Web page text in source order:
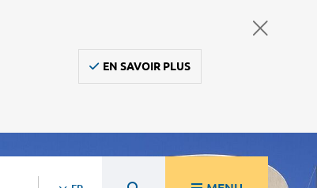
EN SAVOIR PLUS